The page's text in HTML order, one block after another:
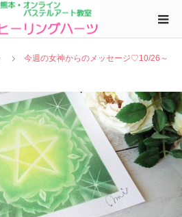
今週の女神からのメッセージ♡10/26～